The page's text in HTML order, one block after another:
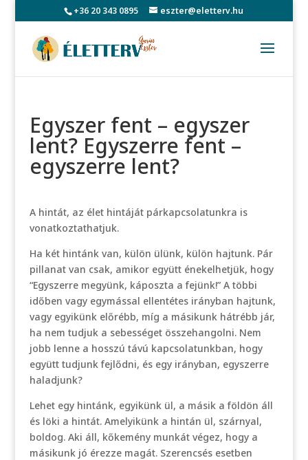
+36 20 343 0895 eszter@eletterv.hu
Egyszer fent – egyszer
lent? Egyszerre fent –
egyszerre lent?
A hintát, az élet hintáját párkapcsolatunkra is
vonatkoztathatjuk.
Ha két hintánk van, külön ülünk, külön hajtunk. Pár
pillanat van csak, amikor együtt énekelhetjük, hogy
“Egyszerre megyünk, káposzta a fejünk!” A többi
időben vagy egymással ellentétes irányban hajtunk,
vagy egyikünk előrébb, míg a másikunk hátrébb jár,
ha nem tudjuk a sebességet összehangolni. Nem
jobb lenne a hosszú távú kapcsolatunkban, hogy
együtt tudjunk fejlődni, és egy irányban, egyszerre
haladjunk?
Lehet egy hintánk, egyikünk ül, a másik a földön áll
és löki a hintát. Amelyikünk a hintán ül, szárnyal,
boldog. Aki áll, kőkemény munkát végez, hogy a
másikunk jó érezze magát. Szerencsés esetben